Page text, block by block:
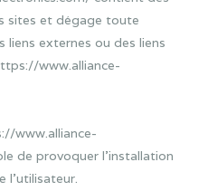
sites et dégage toute
liens externes ou des liens
www.alliance-
www.alliance-
de provoquer l’installation
l’utilisateur.